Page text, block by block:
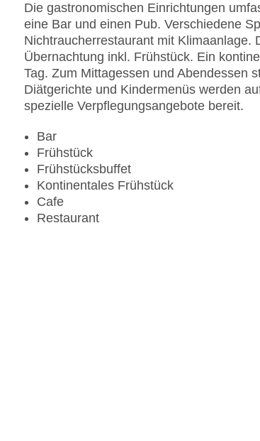
Haustiere: gegen Gebühr
Zimmerservice
Sonnenterrasse
Gesamtanzahl der Stockwerke: 7
Gesamtanzahl der Zimmer: 60
Zahlungsarten: American Express,
Landeskategorie: 5 Sterne
Die gastronomischen Einrichtungen
eine Bar und einen Pub. Verschiedene
Nichtraucherrestaurant mit Klimaanlage.
Übernachtung inkl. Frühstück. Ein
Tag. Zum Mittagessen und Abendessen
Diätgerichte und Kindermenüs werden
spezielle Verpflegungsangebote bereit.
Bar
Frühstück
Frühstücksbuffet
Kontinentales Frühstück
Cafe
Restaurant